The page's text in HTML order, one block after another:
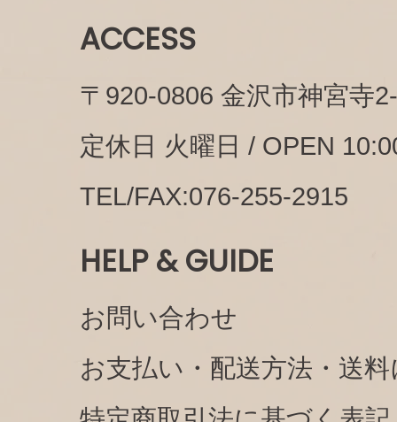
ACCESS
〒920-0806 金沢市神宮寺
定休日 火曜日 / OPEN
TEL/FAX:076-255-2915
HELP & GUIDE
お問い合わせ
お支払い・配送方法・送